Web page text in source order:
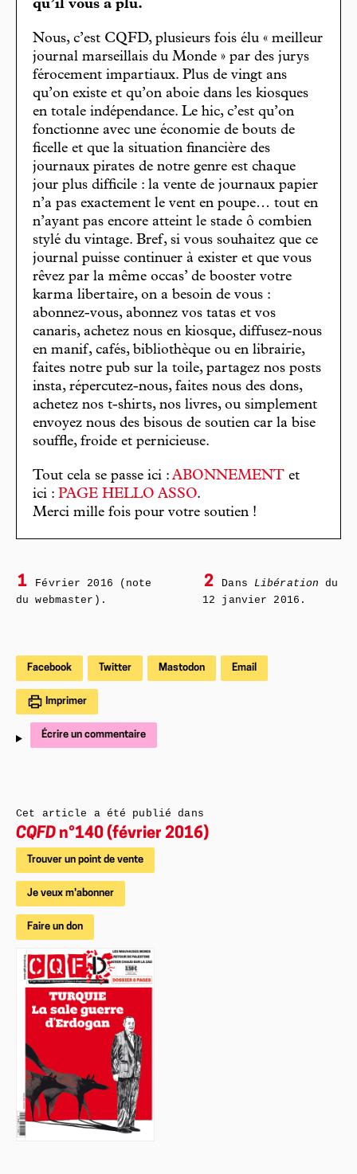
qu’il vous a plu.
Nous, c’est CQFD, plusieurs fois élu « meilleur
journal marseillais du Monde » par des jurys
férocement impartiaux. Plus de vingt ans
qu’on existe et qu’on aboie dans les kiosques
en totale indépendance. Le hic, c’est qu’on
fonctionne avec une économie de bouts de
ficelle et que la situation financière des
journaux pirates de notre genre est chaque
jour plus difficile : la vente de journaux papier
n’a pas exactement le vent en poupe… tout en
n’ayant pas encore atteint le stade ô combien
stylé du vintage. Bref, si vous souhaitez que ce
journal puisse continuer à exister et que vous
rêvez par la même occas’ de booster votre
karma libertaire, on a besoin de vous :
abonnez-vous, abonnez vos tatas et vos
canaris, achetez nous en kiosque, diffusez-nous
en manif, cafés, bibliothèque ou en librairie,
faites notre pub sur la toile, partagez nos posts
insta, répercutez-nous, faites nous des dons,
achetez nos t-shirts, nos livres, ou simplement
envoyez nous des bisous de soutien car la bise
souffle, froide et pernicieuse.
Tout cela se passe ici : ABONNEMENT et
ici : PAGE HELLO ASSO.
Merci mille fois pour votre soutien !
1
Février 2016 (note
du webmaster).
2 Dans Libération du
12 janvier 2016.
Facebook Twitter Mastodon Email
Imprimer
Écrire un commentaire
Cet article a été publié dans
CQFD n°140 (février 2016)
Trouver un point de vente
Je veux m'abonner
Faire un don